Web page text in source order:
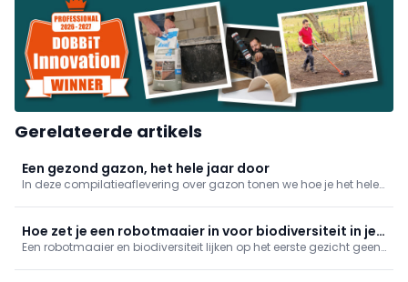
Gerelateerde artikels
Een gezond gazon, het hele jaar door
In deze compilatieaflevering over gazon tonen we hoe je het hele
het zichzelf makkelijker wil maken.
Hoe zet je een robotmaaier in voor biodiversiteit in je
tuin?
Een robotmaaier en biodiversiteit lijken op het eerste gezicht geen